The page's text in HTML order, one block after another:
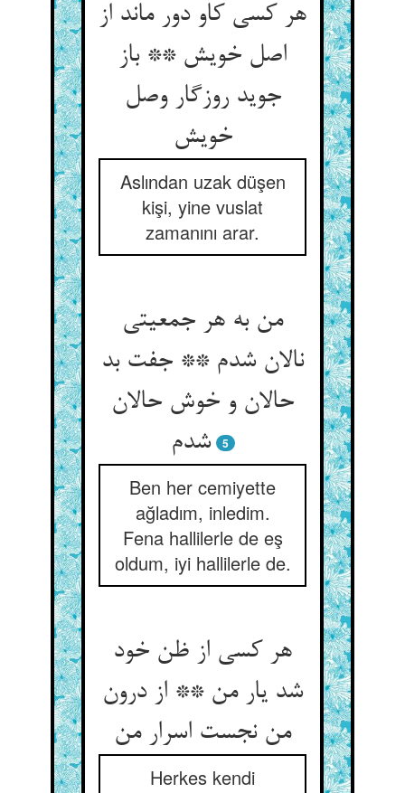
هر کسی کاو دور ماند از
اصل خویش ** باز
جوید روزگار وصل
خویش‌‌
Aslından uzak düşen
kişi, yine vuslat
zamanını arar.
من به هر جمعیتی
نالان شدم ** جفت بد
حالان و خوش حالان
شدم‌‌
5
Ben her cemiyette
ağladım, inledim.
Fena hallilerle de eş
oldum, iyi hallilerle de.
هر کسی از ظن خود
شد یار من ** از درون
Herkes kendi